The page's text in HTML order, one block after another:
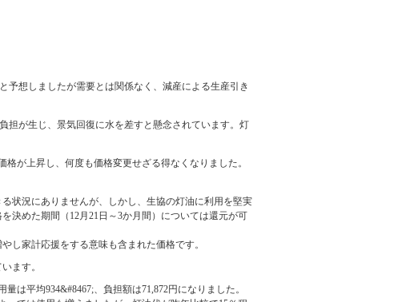
予想しましたが需要とは関係なく、減産による生産引き
担が生じ、景気回復に水を差すと懸念されています。灯
が上昇し、何度も価格変更せざる得なくなりました。
状況にありませんが、しかし、生協の灯油に利用を堅実
決めた期間（12月21日～3か月間）については還元が可
し家計応援をする意味も含まれた価格です。
ます。
は平均934&#8467;、負担額は71,872円になりました。